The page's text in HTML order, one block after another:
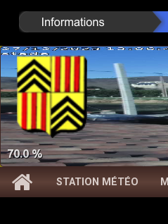
70.0 %
STATION MÉTÉO